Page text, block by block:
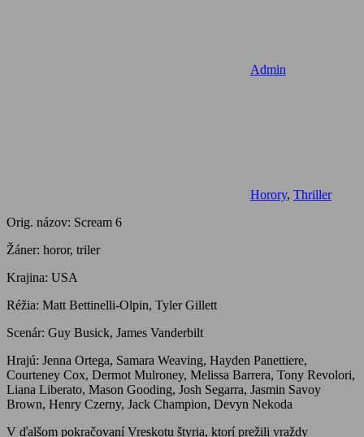
Admin
Horory, Thriller
Orig. názov: Scream 6
Žáner: horor, triler
Krajina: USA
Réžia: Matt Bettinelli-Olpin, Tyler Gillett
Scenár: Guy Busick, James Vanderbilt
Hrajú: Jenna Ortega, Samara Weaving, Hayden Panettiere,
Courteney Cox, Dermot Mulroney, Melissa Barrera, Tony Revolori,
Liana Liberato, Mason Gooding, Josh Segarra, Jasmin Savoy
Brown, Henry Czerny, Jack Champion, Devyn Nekoda
V ďalšom pokračovaní Vreskotu štyria, ktorí prežili vraždy